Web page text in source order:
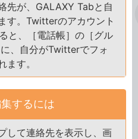
先が、GALAXY Tabと自
す。Twitterのアカウント
と、［電話帳］の［グル
、自分がTwitterでフォ
ます。
するには
して連絡先を表示し、画